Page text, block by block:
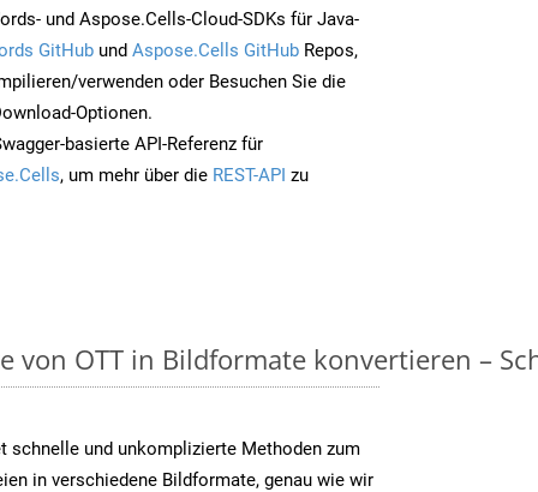
und Aspose.Cells-Cloud-SDKs für Java-
GitHub und Aspose.Cells GitHub Repos,
verwenden oder Besuchen Sie die
Optionen.
basierte API-Referenz für
, um mehr über die REST-API zu
von OTT in Bildformate konvertieren –
schnelle und unkomplizierte Methoden zum
in verschiedene Bildformate, genau wie wir